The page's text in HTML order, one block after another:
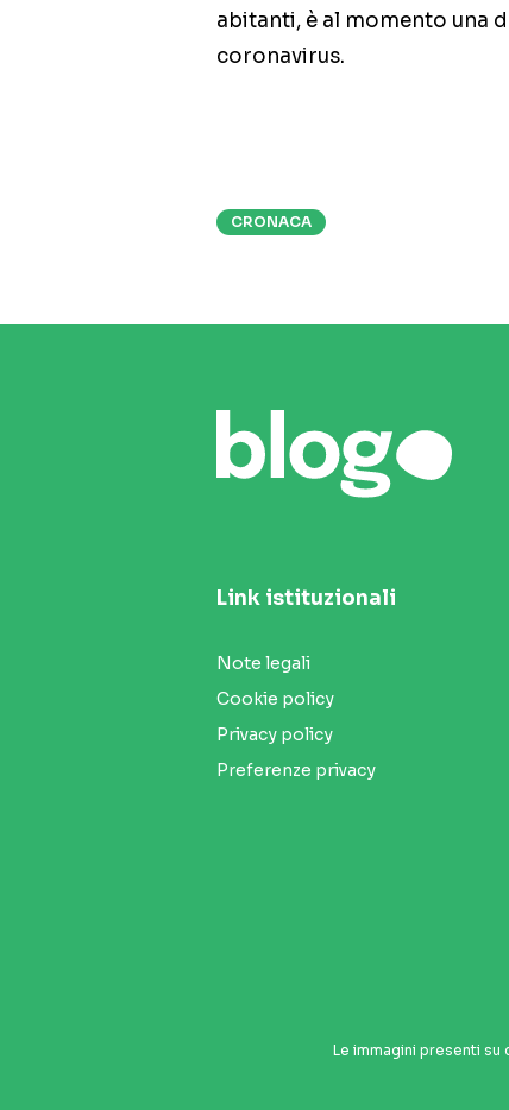
abitanti, è al momento una
coronavirus.
CRONACA
Link istituzionali
Note legali
Cookie policy
Privacy policy
Preferenze privacy
Le immagini presenti